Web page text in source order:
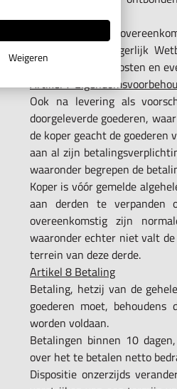
schadevergoeding
b) ontbinding der
volgende het Burgerlijk
winst, gemaakte kosten en
Artikel 7
Ook na levering als
doorgeleverde goederen,
de koper geacht de
aan al zijn
waaronder begrepen de
Koper is vóór gemelde
aan derden te verpanden
overeenkomstig zijn
waaronder echter niet valt
terrein van deze derde.
Artikel 8 Betaling
Betaling, hetzij van de
goederen moet,
worden voldaan.
Betalingen binnen 10
over het te betalen netto
Dispositie onzerzijds
Weigeren